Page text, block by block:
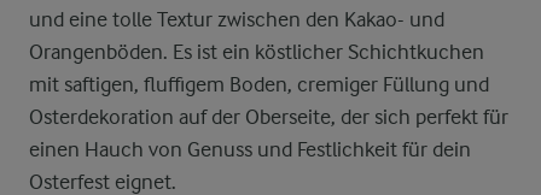
und eine tolle Textur zwischen den Kakao- und
Orangenböden. Es ist ein köstlicher Schichtkuchen
mit saftigen, fluffigem Boden, cremiger Füllung und
Osterdekoration auf der Oberseite, der sich perfekt für
einen Hauch von Genuss und Festlichkeit für dein
Osterfest eignet.